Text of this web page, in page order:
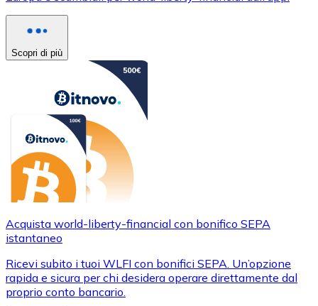
Scopri di più
Acquista world-liberty-financial con bonifico SEPA
istantaneo
Ricevi subito i tuoi WLFI con bonifici SEPA. Un’opzione
rapida e sicura per chi desidera operare direttamente dal
proprio conto bancario.